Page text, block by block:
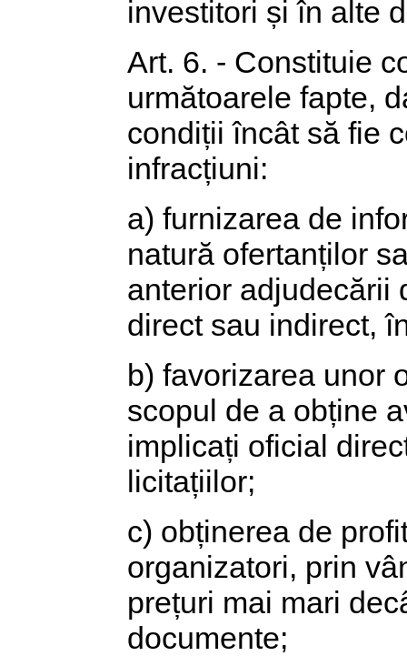
investitori și în alte
Art. 6. - Constituie
următoarele fapte,
condiții încât să fie
infracțiuni:
a) furnizarea de
natură ofertanților
anterior adjudecării
direct sau indirect,
b) favorizarea unor
scopul de a obține
implicați oficial
licitațiilor;
c) obținerea de
organizatori, prin
prețuri mai mari
documente;